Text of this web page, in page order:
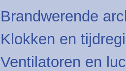
Brandwerende
Klokken en
Ventilatoren en